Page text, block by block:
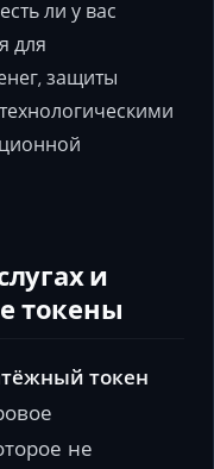
ли у вас
для
защиты
и
токены
токен
не